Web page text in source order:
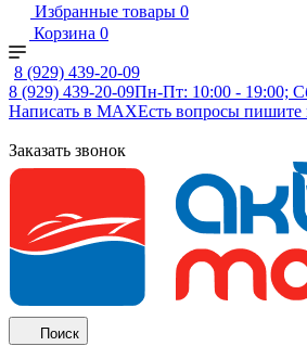
Избранные товары 0
Корзина 0
8 (929) 439-20-09
8 (929) 439-20-09Пн-Пт: 10:00 - 19:00;
Написать в MAXЕсть вопросы пишите
Заказать звонок
Поиск